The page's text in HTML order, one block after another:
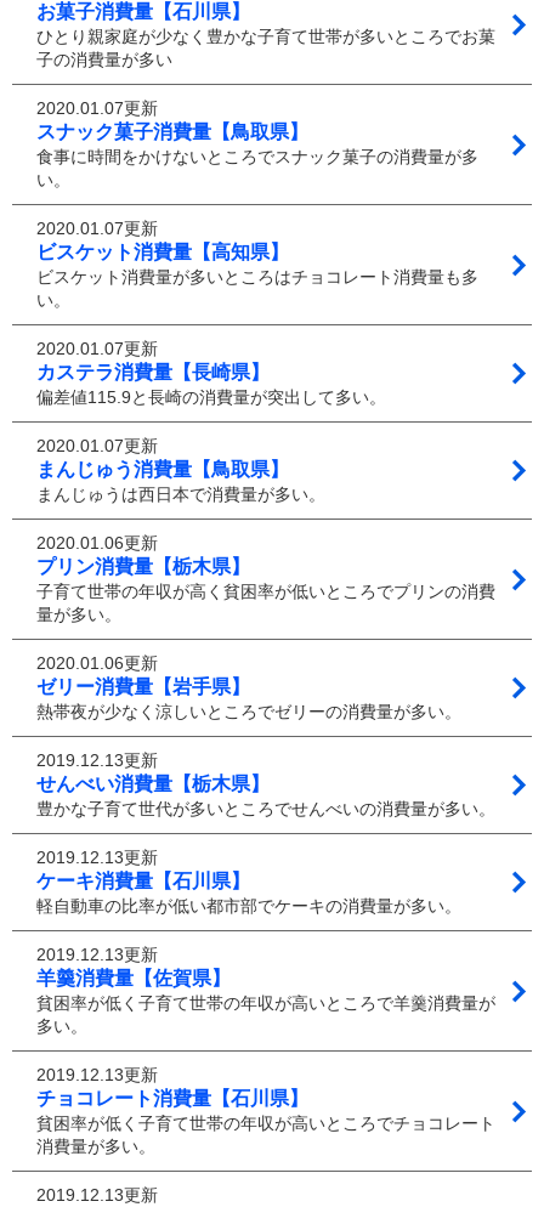
お菓子消費量【石川県】
ひとり親家庭が少なく豊かな子育て世帯が多いところでお菓
子の消費量が多い
2020.01.07更新
スナック菓子消費量【鳥取県】
食事に時間をかけないところでスナック菓子の消費量が多
い。
2020.01.07更新
ビスケット消費量【高知県】
ビスケット消費量が多いところはチョコレート消費量も多
い。
2020.01.07更新
カステラ消費量【長崎県】
偏差値115.9と長崎の消費量が突出して多い。
2020.01.07更新
まんじゅう消費量【鳥取県】
まんじゅうは西日本で消費量が多い。
2020.01.06更新
プリン消費量【栃木県】
子育て世帯の年収が高く貧困率が低いところでプリンの消費
量が多い。
2020.01.06更新
ゼリー消費量【岩手県】
熱帯夜が少なく涼しいところでゼリーの消費量が多い。
2019.12.13更新
せんべい消費量【栃木県】
豊かな子育て世代が多いところでせんべいの消費量が多い。
2019.12.13更新
ケーキ消費量【石川県】
軽自動車の比率が低い都市部でケーキの消費量が多い。
2019.12.13更新
羊羹消費量【佐賀県】
貧困率が低く子育て世帯の年収が高いところで羊羹消費量が
多い。
2019.12.13更新
チョコレート消費量【石川県】
貧困率が低く子育て世帯の年収が高いところでチョコレート
消費量が多い。
2019.12.13更新